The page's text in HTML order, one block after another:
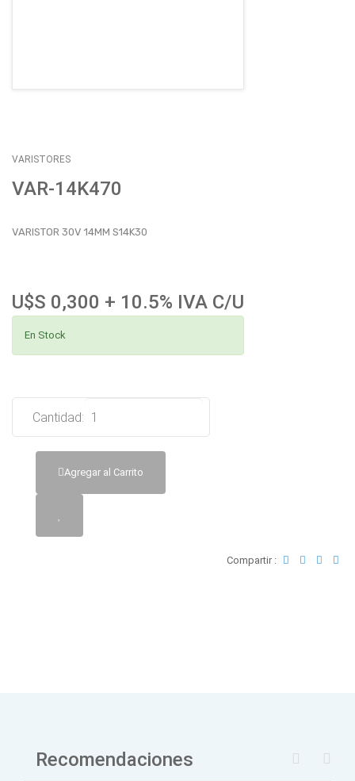
VARISTORES
VAR-14K470
VARISTOR 30V 14MM S14K30
U$S 0,300 + 10.5% IVA C/U
En Stock
Cantidad:
Agregar al Carrito
Compartir :
Recomendaciones